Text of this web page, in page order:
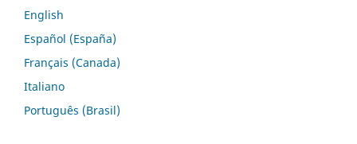
English
Español (España)
Français (Canada)
Italiano
Português (Brasil)